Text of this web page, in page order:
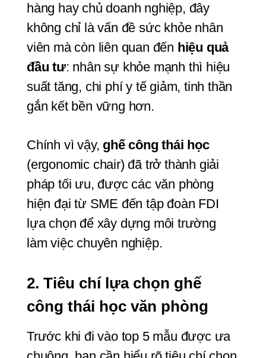
hàng hay chủ doanh nghiệp, đây
không chỉ là vấn đề sức khỏe nhân
viên mà còn liên quan đến hiệu quả
đầu tư: nhân sự khỏe mạnh thì hiệu
suất tăng, chi phí y tế giảm, tinh thần
gắn kết bền vững hơn.
Chính vì vậy, ghế công thái học
(ergonomic chair) đã trở thành giải
pháp tối ưu, được các văn phòng
hiện đại từ SME đến tập đoàn FDI
lựa chọn để xây dựng môi trường
làm việc chuyên nghiệp.
2. Tiêu chí lựa chọn ghế
công thái học văn phòng
Trước khi đi vào top 5 mẫu được ưa